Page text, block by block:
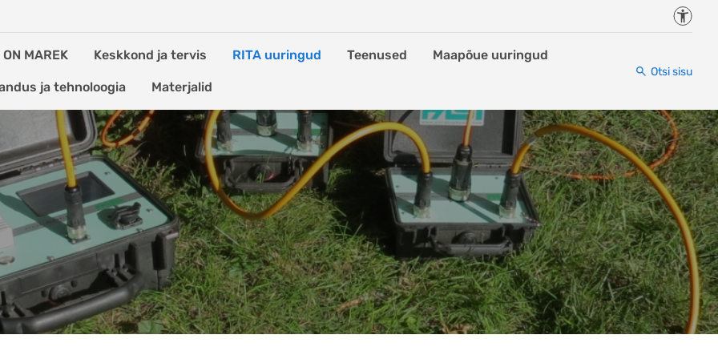
ON MAREK Keskkond ja tervis RITA uuringud Teenused Maapõue uuringud
ja tehnoloogia Materjalid
Otsi sisu